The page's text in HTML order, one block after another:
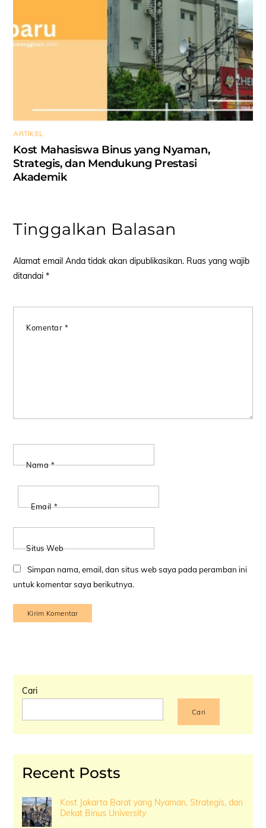
ARTIKEL
Kost Mahasiswa Binus yang Nyaman,
Strategis, dan Mendukung Prestasi
Akademik
Tinggalkan Balasan
Alamat email Anda tidak akan dipublikasikan. Ruas yang wajib
ditandai*
Komentar *
Nama*
Email*
Situs Web
Simpan nama, email, dan situs web saya pada peramban ini
untuk komentar saya berikutnya.
Cari
Cari
Recent Posts
Kost Jakarta Barat yang Nyaman, Strategis, dan
Dekat Binus University